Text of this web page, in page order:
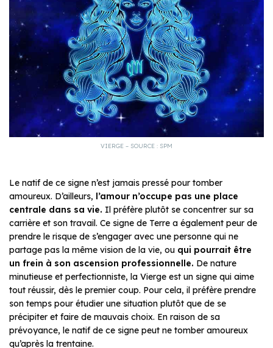
VIERGE – SOURCE : SPM
Le natif de ce signe n’est jamais pressé pour tomber
amoureux. D’ailleurs, l’amour n’occupe pas une place
centrale dans sa vie. Il préfère plutôt se concentrer sur sa
carrière et son travail. Ce signe de Terre a également peur de
prendre le risque de s’engager avec une personne qui ne
partage pas la même vision de la vie, ou qui pourrait être
un frein à son ascension professionnelle. De nature
minutieuse et perfectionniste, la Vierge est un signe qui aime
tout réussir, dès le premier coup. Pour cela, il préfère prendre
son temps pour étudier une situation plutôt que de se
précipiter et faire de mauvais choix. En raison de sa
prévoyance, le natif de ce signe peut ne tomber amoureux
qu’après la trentaine.